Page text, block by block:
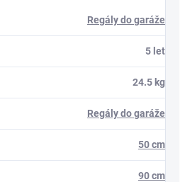
Regály do garáže
5 let
24.5 kg
Regály do garáže
50 cm
90 cm